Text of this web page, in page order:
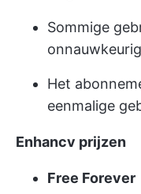
Sommige
Het
eenmalige
Enhancv prijzen
Free Forever